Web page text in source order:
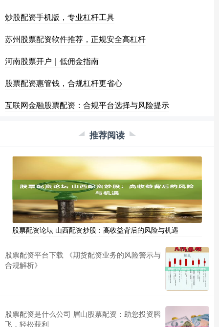
炒股配资手机版，专业杠杆工具
苏州股票配资软件推荐，正规安全高杠杆
河南股票开户｜低佣金指南
股票配资惠管钱，合规杠杆更省心
互联网金融股票配资：合规平台选择与风险提示
推荐阅读
股票配资论坛 山西配资炒股：高收益背后的风险与机遇
股票配资平台下载 《期货配资业务的风险警示与
合规解析》
股票配资是什么公司 眉山股票配资：助您投资腾
飞，轻松获利